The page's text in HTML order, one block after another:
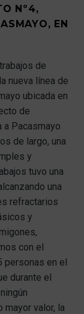
Nº4,
EN
de
nueva línea de
ubicada en
de
a Pacasmayo
de largo, una
y
tuvo una
una
refractarios
y
con el
personas en el
durante el
valor, la